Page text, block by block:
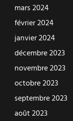
mars 2024
février 2024
janvier 2024
décembre 2023
novembre 2023
octobre 2023
septembre 2023
août 2023